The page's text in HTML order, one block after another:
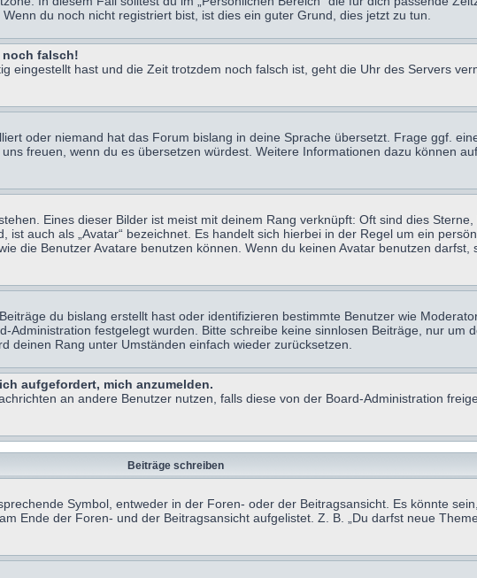
du noch nicht registriert bist, ist dies ein guter Grund, dies jetzt zu tun.
noch falsch!
eingestellt hast und die Zeit trotzdem noch falsch ist, geht die Uhr des Servers
oder niemand hat das Forum bislang in deine Sprache übersetzt. Frage ggf.
freuen, wenn du es übersetzen würdest. Weitere Informationen dazu können
Eines dieser Bilder ist meist mit deinem Rang verknüpft: Oft sind dies
auch als „Avatar“ bezeichnet. Es handelt sich hierbei in der Regel um ein
die Benutzer Avatare benutzen können. Wenn du keinen Avatar benutzen
du bislang erstellt hast oder identifizieren bestimmte Benutzer wie
Administration festgelegt wurden. Bitte schreibe keine sinnlosen Beiträge, nur
deinen Rang unter Umständen einfach wieder zurücksetzen.
aufgefordert, mich anzumelden.
an andere Benutzer nutzen, falls diese von der Board-Administration
Beiträge schreiben
Symbol, entweder in der Foren- oder der Beitragsansicht. Es könnte
Ende der Foren- und der Beitragsansicht aufgelistet. Z. B. „Du darfst neue